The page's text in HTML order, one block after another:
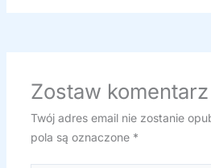
Zostaw komentarz
Twój adres email nie zostanie
pola są oznaczone *